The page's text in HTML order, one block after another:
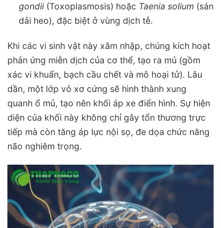
gondii(Toxoplasmosis) hoặc Taenia solium(sán
dải heo), đặc biệt ở vùng dịch tễ.
Khi các vi sinh vật này xâm nhập, chúng kích hoạt
phản ứng miễn dịch của cơ thể, tạo ra mủ (gồm
xác vi khuẩn, bạch cầu chết và mô hoại tử). Lâu
dần, một lớp vỏ xơ cứng sẽ hình thành xung
quanh ổ mủ, tạo nên khối áp xe điển hình. Sự hiện
diện của khối này không chỉ gây tổn thương trực
tiếp mà còn tăng áp lực nội sọ, đe dọa chức năng
não nghiêm trọng.